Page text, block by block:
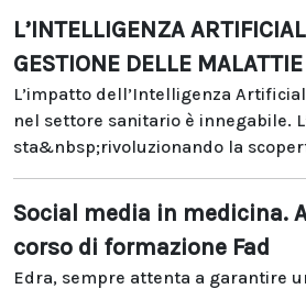
L’INTELLIGENZA
GESTIONE DELLE
L’impatto dell’Intelligenza
nel settore sanitario è innegabile.
sta&nbsp;rivoluzionando la
Social media in medicina.
corso di formazione Fad
Edra, sempre attenta a garantire